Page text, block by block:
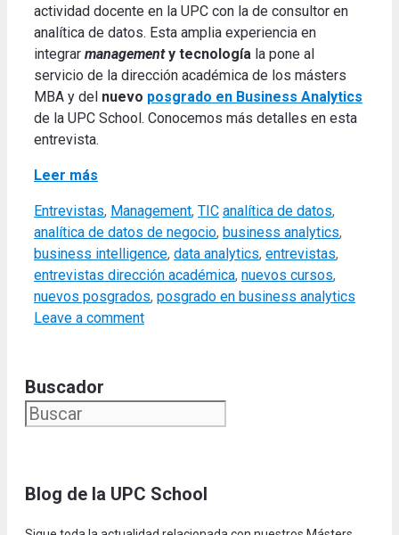
actividad docente en la UPC con la de consultor en
analítica de datos. Esta amplia experiencia en
integrar managementy tecnología la pone al
servicio de la dirección académica de los másters
MBA y del nuevo posgrado en Business Analytics
de la UPC School. Conocemos más detalles en esta
entrevista.
Leer más
Categories
Entrevistas, Management, TIC Tags
analítica de datos,
analítica de datos de negocio, business analytics,
business intelligence, data analytics, entrevistas,
entrevistas dirección académica, nuevos cursos,
nuevos posgrados, posgrado en business analytics
Leave a comment
Buscador
Blog de la UPC School